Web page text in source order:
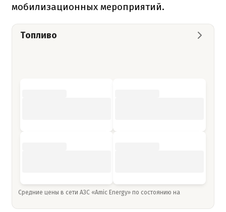
мобилизационных мероприятий.
Топливо
Средние цены в сети АЗС «Amic Energy» по состоянию на